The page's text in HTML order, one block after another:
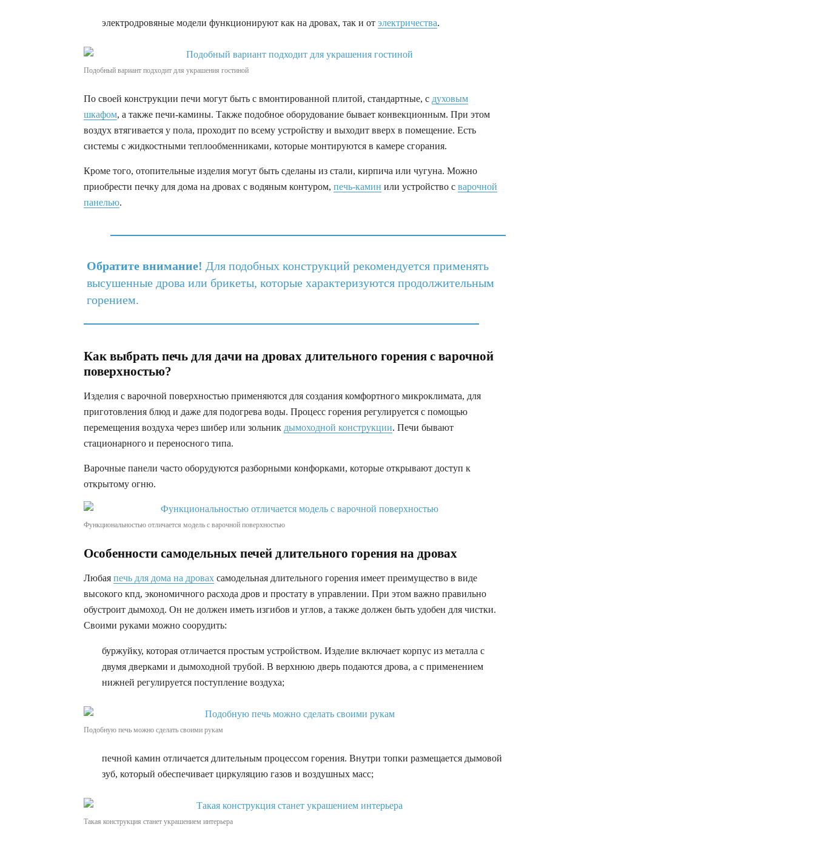
электродровяные модели функционируют как на дровах, так и от электричества.
Подобный вариант подходит для украшения гостиной
По своей конструкции печи могут быть с вмонтированной плитой, стандартные, с духовым
шкафом, а также печи-камины. Также подобное оборудование бывает конвекционным. При этом
воздух втягивается у пола, проходит по всему устройству и выходит вверх в помещение. Есть
системы с жидкостными теплообменниками, которые монтируются в камере сгорания.
Кроме того, отопительные изделия могут быть сделаны из стали, кирпича или чугуна. Можно
приобрести печку для дома на дровах с водяным контуром, печь-камин или устройство с варочной
панелью.
Обратите внимание! Для подобных конструкций рекомендуется применять
высушенные дрова или брикеты, которые характеризуются продолжительным
горением.
Как выбрать печь для дачи на дровах длительного горения с варочной
поверхностью?
Изделия с варочной поверхностью применяются для создания комфортного микроклимата, для
приготовления блюд и даже для подогрева воды. Процесс горения регулируется с помощью
перемещения воздуха через шибер или зольник дымоходной конструкции. Печи бывают
стационарного и переносного типа.
Варочные панели часто оборудуются разборными конфорками, которые открывают доступ к
открытому огню.
Функциональностью отличается модель с варочной поверхностью
Особенности самодельных печей длительного горения на дровах
Любая печь для дома на дровах самодельная длительного горения имеет преимущество в виде
высокого кпд, экономичного расхода дров и простату в управлении. При этом важно правильно
обустроит дымоход. Он не должен иметь изгибов и углов, а также должен быть удобен для чистки.
Своими руками можно соорудить:
буржуйку, которая отличается простым устройством. Изделие включает корпус из металла с
двумя дверками и дымоходной трубой. В верхнюю дверь подаются дрова, а с применением
нижней регулируется поступление воздуха;
Подобную печь можно сделать своими рукам
печной камин отличается длительным процессом горения. Внутри топки размещается дымовой
зуб, который обеспечивает циркуляцию газов и воздушных масс;
Такая конструкция станет украшением интерьера